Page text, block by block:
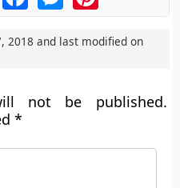
2018 and last modified on
not be published.
*